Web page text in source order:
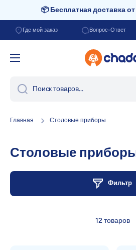
Перейти к содержанию
📦 Бесплатная доставка
Где мой заказ Вопрос-Ответ
Поиск товаров...
Главная Столовые приборы
Столовые
Фильтр
12 товаров